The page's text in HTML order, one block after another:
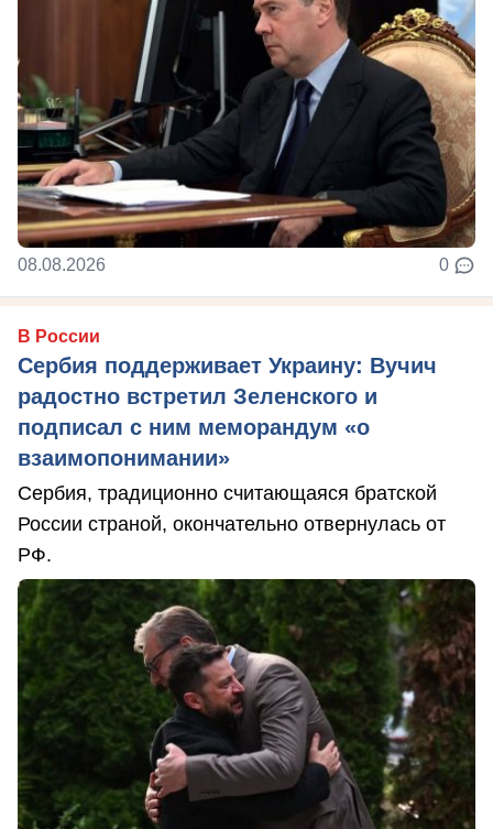
08.08.2026 0
В России
Сербия поддерживает Украину: Вучич
радостно встретил Зеленского и
подписал с ним меморандум «о
взаимопонимании»
Сербия, традиционно считающаяся братской
России страной, окончательно отвернулась от
РФ.